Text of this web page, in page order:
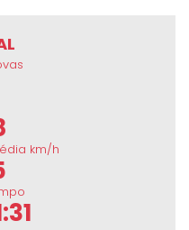
km/h